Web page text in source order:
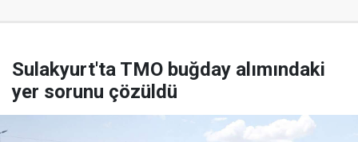
Sulakyurt'ta TMO buğday alımındaki
yer sorunu çözüldü